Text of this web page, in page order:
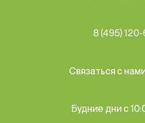
8 (495)
Связаться с
Будние дни с